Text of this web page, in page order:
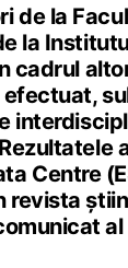
de la
la
cadrul
Centre
revista